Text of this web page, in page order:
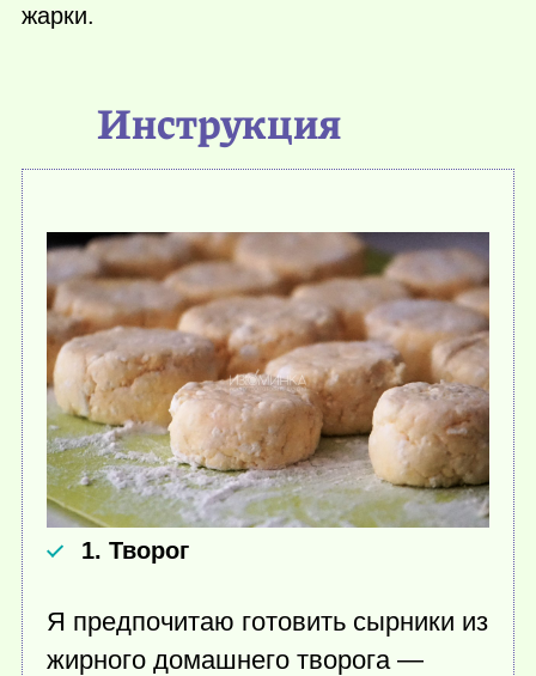
жарки.
Инструкция
1. Творог
Я предпочитаю готовить сырники из
жирного домашнего творога —